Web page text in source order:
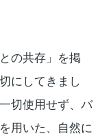
の共存」を掲
にしてきまし
切使用せず、バ
用いた、自然に